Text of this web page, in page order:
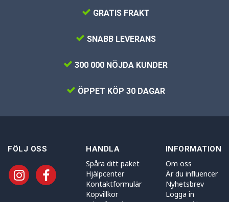
GRATIS FRAKT
SNABB LEVERANS
300 000 NÖJDA KUNDER
ÖPPET KÖP 30 DAGAR
FÖLJ OSS HANDLA
Spåra ditt paket
Hjälpcenter
Kontaktformulär
Köpvillkor
INFORMATION
Om oss
Är du influencer
Nyhetsbrev
Logga in